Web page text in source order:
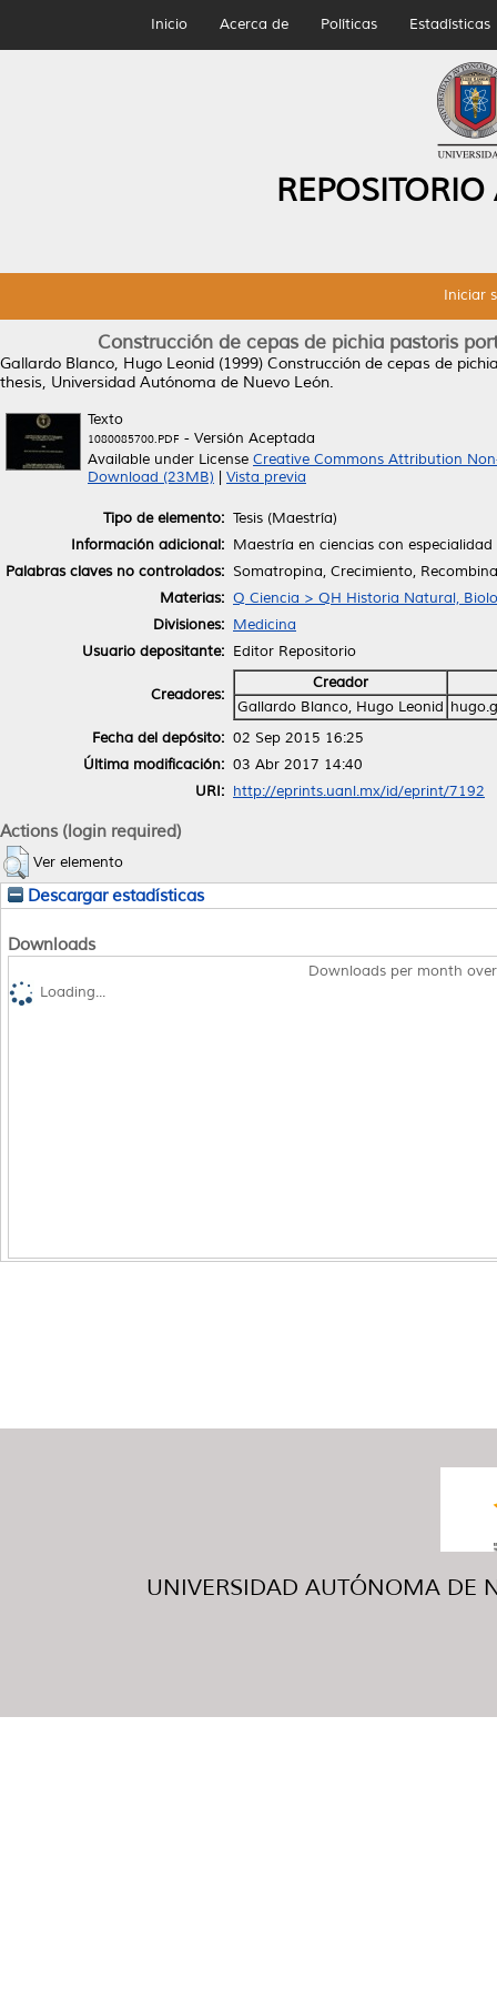
Inicio Acerca de Políticas Estadísticas
Iniciar
Construcción de cepas de pichia pastoris
Gallardo Blanco, Hugo Leonid (1999) Construcción de cepas de
thesis, Universidad Autónoma de Nuevo León.
Texto
1080085700.PDF - Versión Aceptada
Available under License Creative Commons Attribution
Download (23MB)
Vista previa
Tipo de elemento: Tesis (Maestría)
Información adicional: Maestría en ciencias con
Palabras claves no controlados: Somatropina, Crecimiento,
Materias: Q Ciencia > QH Historia Natural,
Divisiones: Medicina
Usuario depositante: Editor Repositorio
Creadores:
Creador
Gallardo Blanco, Hugo Leonid
Fecha del depósito: 02 Sep 2015 16:25
Última modificación: 03 Abr 2017 14:40
URI: http://eprints.uanl.mx/id/eprint/7192
Actions (login required)
Ver elemento
Descargar estadísticas
Downloads
Downloads per month
Loading...
UNIVERSIDAD AUTÓNOMA DE